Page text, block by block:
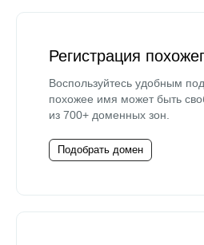
Регистрация
Воспользуйтесь удобным
похожее имя может быть
из 700+ доменных зон.
Подобрать домен